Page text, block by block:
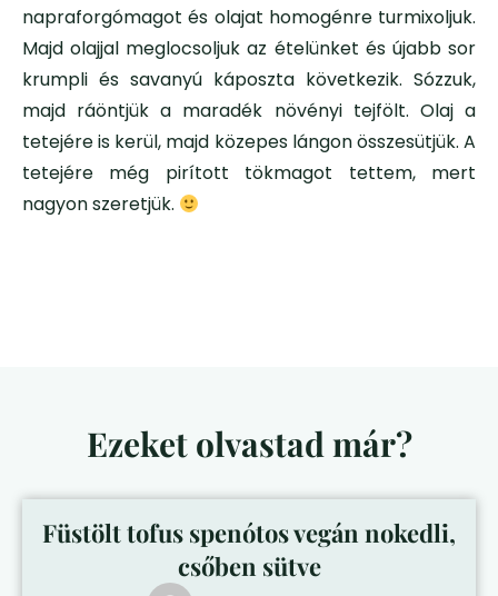
napraforgómagot és olajat homogénre turmixoljuk.
Majd olajjal meglocsoljuk az ételünket és újabb sor
krumpli és savanyú káposzta következik. Sózzuk,
majd ráöntjük a maradék növényi tejfölt. Olaj a
tetejére is kerül, majd közepes lángon összesütjük. A
tetejére még pirított tökmagot tettem, mert
nagyon szeretjük.
Ezeket olvastad már?
Füstölt tofus spenótos vegán nokedli,
csőben sütve